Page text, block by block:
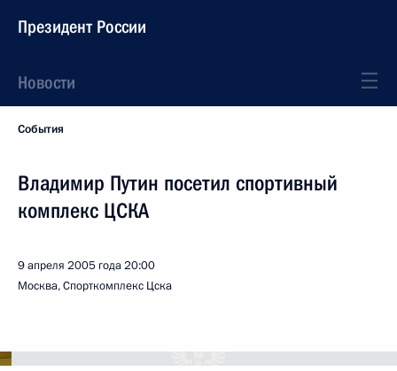
Президент России
Новости
События
Владимир Путин посетил спортивный
комплекс ЦСКА
9 апреля 2005 года20:00
Москва, Спорткомплекс Цска